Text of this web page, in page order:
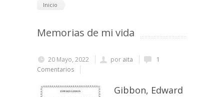
Inicio
Memorias de mi vida
20 Mayo, 2022 por aita
1
Comentarios
Gibbon, Edward